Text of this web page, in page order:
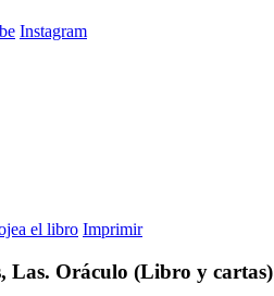
Instagram
el libro Imprimir
Las. Oráculo (Libro y cartas)